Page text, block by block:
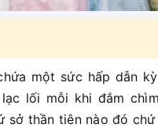
một sức hấp dẫn
lối mỗi khi đắm
sở thần tiên nào đó